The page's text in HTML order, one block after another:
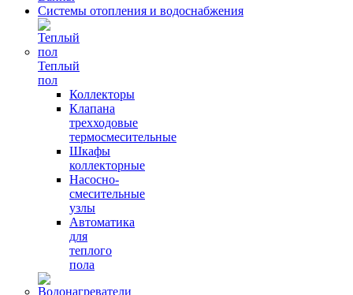
Системы отопления и водоснабжения
Теплый
пол
Коллекторы
Клапана
трехходовые
термосмесительные
Шкафы
коллекторные
Насосно-
смесительные
узлы
Автоматика
для
теплого
пола